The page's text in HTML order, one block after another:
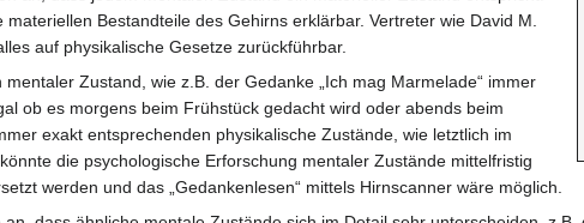
Bestandteile des Gehirns erklärbar. Vertreter wie David M.
auf physikalische Gesetze zurückführbar.
Zustand, wie z.B. der Gedanke „Ich mag Marmelade“ immer
ob es morgens beim Frühstück gedacht wird oder abends beim
exakt entsprechenden physikalische Zustände, wie letztlich im
die psychologische Erforschung mentaler Zustände mittelfristig
werden und das „Gedankenlesen“ mittels Hirnscanner wäre möglich.